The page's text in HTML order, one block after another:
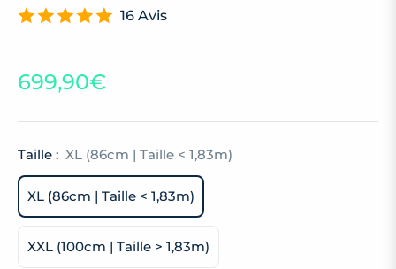
16 Avis
Prix
699,90€
Taille : XL (86cm | Taille < 1,83m)
XL (86cm | Taille < 1,83m)
XXL (100cm | Taille > 1,83m)